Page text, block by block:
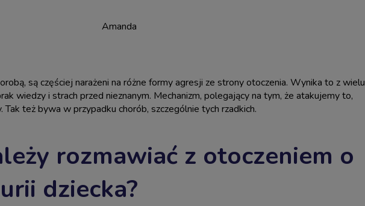
Amanda
są częściej narażeni na różne formy agresji ze strony otoczenia. Wynika to z wielu
wiedzy i strach przed nieznanym. Mechanizm, polegający na tym, że atakujemy to,
też bywa w przypadku chorób, szczególnie tych rzadkich.
rozmawiać z otoczeniem o
dziecka?